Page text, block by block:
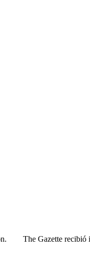
The Gazette recibió